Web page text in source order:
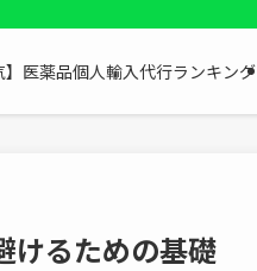
】医薬品個人輸入代行ランキング
けるための基礎